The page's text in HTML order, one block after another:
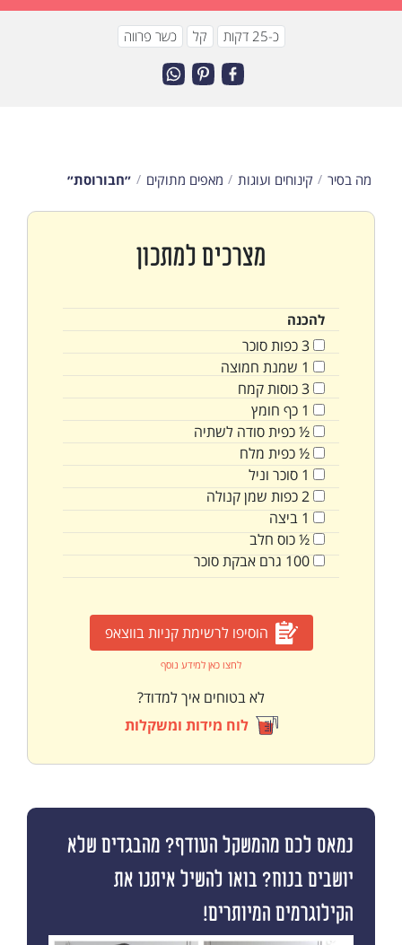
כ-25 דקות קל כשר פרווה
מה בסיר קינוחים ועוגות מאפים מתוקים ״חבורוסת״
מצרכים למתכון
להכנה
3כפותסוכר
1 שמנת חמוצה
3כוסותקמח
1 כף חומץ
½כפיתסודה לשתיה
½כפית מלח
1 סוכר וניל
2כפות שמן קנולה
1 ביצה
½כוס חלב
100 גרם אבקת סוכר
הוסיפו לרשימת קניות בווצאפ
לחצו כאן למידע נוסף
לא בטוחים איך למדוד?
לוח מידות ומשקלות
נמאס לכם מהמשקל העודף? מהבגדים שלא
יושבים בנוח? בואו להשיל איתנו את
הקילוגרמים המיותרים!